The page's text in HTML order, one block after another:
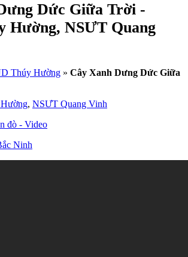
Dức Giữa Trời -
Hường, NSƯT Quang
Thúy Hường » Cây Xanh Dưng Dức Giữa
, NSƯT Quang Vinh
đò - Video
Ninh